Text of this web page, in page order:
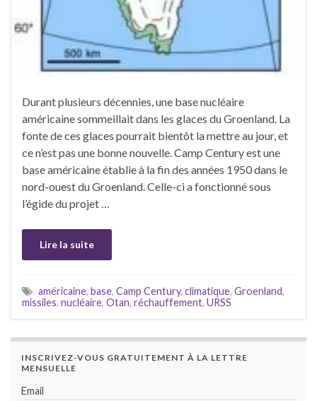
Durant plusieurs décennies, une base nucléaire
américaine sommeillait dans les glaces du Groenland. La
fonte de ces glaces pourrait bientôt la mettre au jour, et
ce n’est pas une bonne nouvelle. Camp Century est une
base américaine établie à la fin des années 1950 dans le
nord-ouest du Groenland. Celle-ci a fonctionné sous
l’égide du projet …
Lire la suite
américaine, base, Camp Century, climatique, Groenland,
missiles, nucléaire, Otan, réchauffement, URSS
INSCRIVEZ-VOUS GRATUITEMENT À LA LETTRE
MENSUELLE
Email